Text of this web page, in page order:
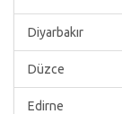
Diyarbakır
Düzce
Edirne